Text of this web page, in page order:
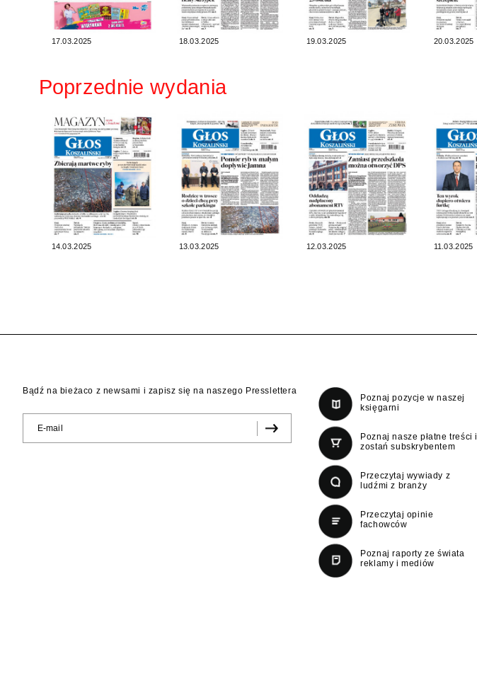
17.03.2025 18.03.2025 19.03.2025 20.03.2025
Poprzednie wydania
14.03.2025 13.03.2025 12.03.2025 11.03.2025
Bądź na bieżaco z newsami i zapisz się na naszego Presslettera
Poznaj pozycje w naszej
księgarni
Poznaj nasze płatne treści i
zostań subskrybentem
Przeczytaj wywiady z
ludźmi z branży
Przeczytaj opinie
fachowców
Poznaj raporty ze świata
reklamy i mediów